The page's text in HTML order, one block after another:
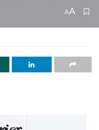
AA